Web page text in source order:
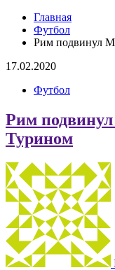
Главная
Футбол
Рим подвинул
17.02.2020
Футбол
Рим
Турином